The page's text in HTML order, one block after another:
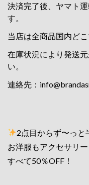
決済完了後、ヤマト
す。
当店は全商品国内ど
在庫状況により発送
い。
連絡先：
2点目からず〜っと
お洋服もアクセサリ
すべて50％OFF！